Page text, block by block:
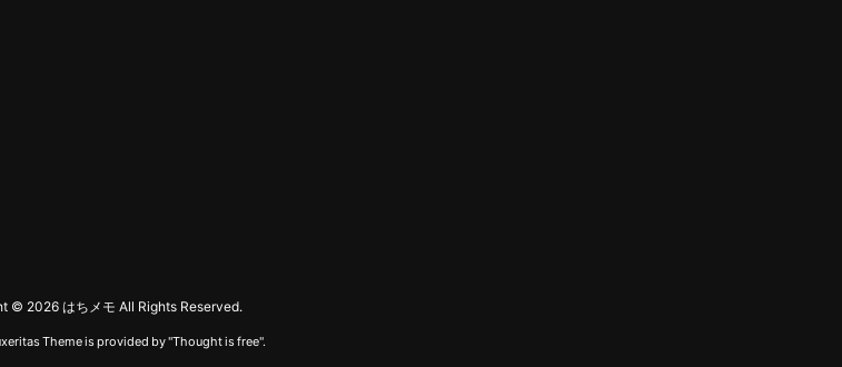
© 2026 はちメモ All Rights Reserved.
Theme is provided by "Thought is free".